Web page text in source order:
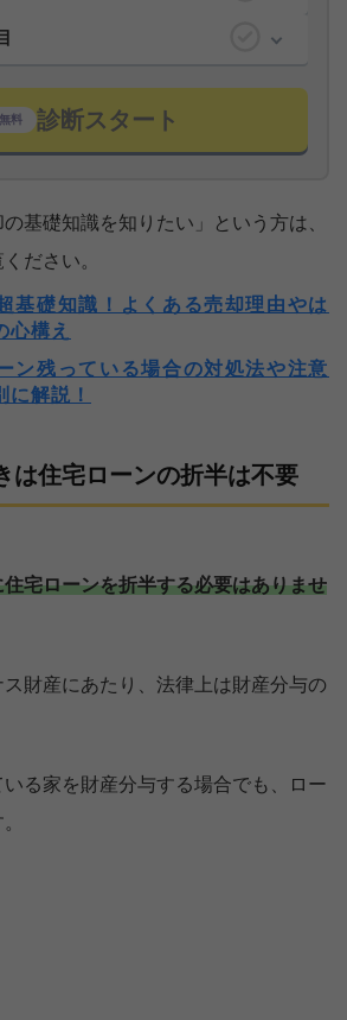
料 診断スタート
の基礎知識を知りたい」という方は、
ださい。
基礎知識！よくある売却理由やは
心構え
ン残っている場合の対処法や注意
に解説！
は住宅ローンの折半は不要
宅ローンを折半する必要はありませ
財産にあたり、法律上は財産分与の
る家を財産分与する場合でも、ロー